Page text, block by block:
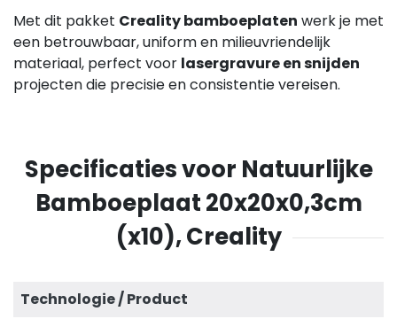
Met dit pakket Creality bamboeplaten werk je met
een betrouwbaar, uniform en milieuvriendelijk
materiaal, perfect voor lasergravure en snijden
projecten die precisie en consistentie vereisen.
Specificaties voor Natuurlijke
Bamboeplaat 20x20x0,3cm
(x10), Creality
Technologie / Product